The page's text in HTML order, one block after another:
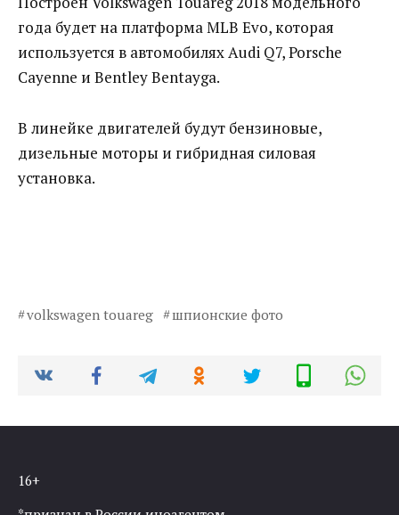
года будет на платформа MLB Evo, которая
используется в автомобилях Audi Q7, Porsche
Cayenne и Bentley Bentayga.
В линейке двигателей будут бензиновые,
дизельные моторы и гибридная силовая
установка.
volkswagen touareg шпионские фото
16+